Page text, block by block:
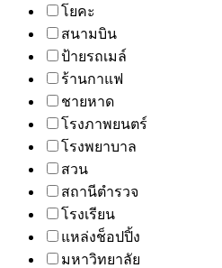
โยคะ
สนามบิน
ป้ายรถเมล์
ร้านกาแฟ
ชายหาด
โรงภาพยนตร์
โรงพยาบาล
สวน
สถานีตำรวจ
โรงเรียน
แหล่งช็อปปิ้ง
มหาวิทยาลัย